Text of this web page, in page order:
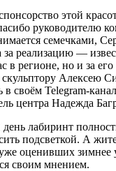
этой
руководителю
семечками,
за реализацию —
в регионе, но и за его
Алексею
в своём Telegram-
центра Надежда
лабиринт
подсветкой. А
оценивших зимнее
своим мнением.